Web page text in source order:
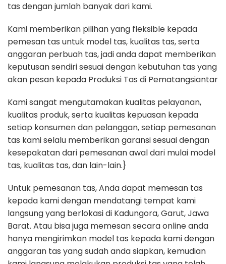
tas dengan jumlah banyak dari kami.
Kami memberikan pilihan yang fleksible kepada
pemesan tas untuk model tas, kualitas tas, serta
anggaran perbuah tas, jadi anda dapat memberikan
keputusan sendiri sesuai dengan kebutuhan tas yang
akan pesan kepada Produksi Tas di Pematangsiantar
Kami sangat mengutamakan kualitas pelayanan,
kualitas produk, serta kualitas kepuasan kepada
setiap konsumen dan pelanggan, setiap pemesanan
tas kami selalu memberikan garansi sesuai dengan
kesepakatan dari pemesanan awal dari mulai model
tas, kualitas tas, dan lain-lain.}
Untuk pemesanan tas, Anda dapat memesan tas
kepada kami dengan mendatangi tempat kami
langsung yang berlokasi di Kadungora, Garut, Jawa
Barat. Atau bisa juga memesan secara online anda
hanya mengirimkan model tas kepada kami dengan
anggaran tas yang sudah anda siapkan, kemudian